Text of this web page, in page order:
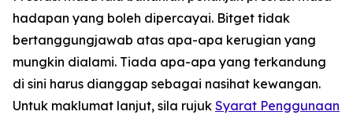
hadapan yang boleh dipercayai. Bitget tidak
bertanggungjawab atas apa-apa kerugian yang
mungkin dialami. Tiada apa-apa yang terkandung
di sini harus dianggap sebagai nasihat kewangan.
Untuk maklumat lanjut, sila rujuk Syarat Penggunaan